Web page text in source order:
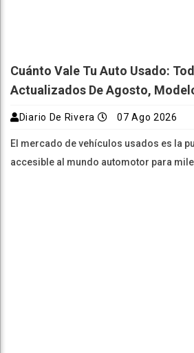
Cuánto Vale Tu Auto Usado:
Actualizados De Agosto,
Diario De Rivera 07 Ago 2026
El mercado de vehículos usados es la
accesible al mundo automotor para